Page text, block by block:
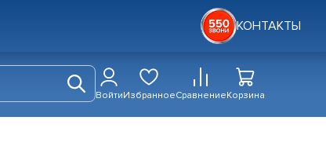
КОНТАКТЫ
ВойтиИзбранноеСравнениеКорзина